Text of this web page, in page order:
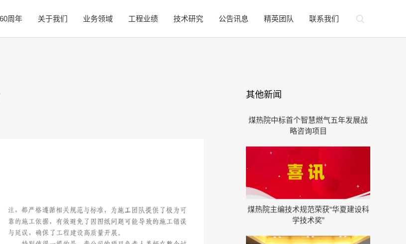
60周年 关于我们 业务领域 工程业绩 技术研究 公告讯息 精英团队 联系我们
其他新闻
煤热院主编技术规范荣获“华夏建设科